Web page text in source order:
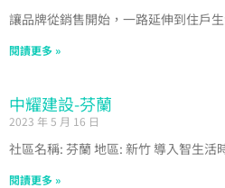
讓品牌從銷售開始，一路延伸到住戶
閱讀更多 »
中耀建設-芬蘭
2023 年 5 月 16 日
社區名稱: 芬蘭 地區: 新竹 導入智生活
閱讀更多 »